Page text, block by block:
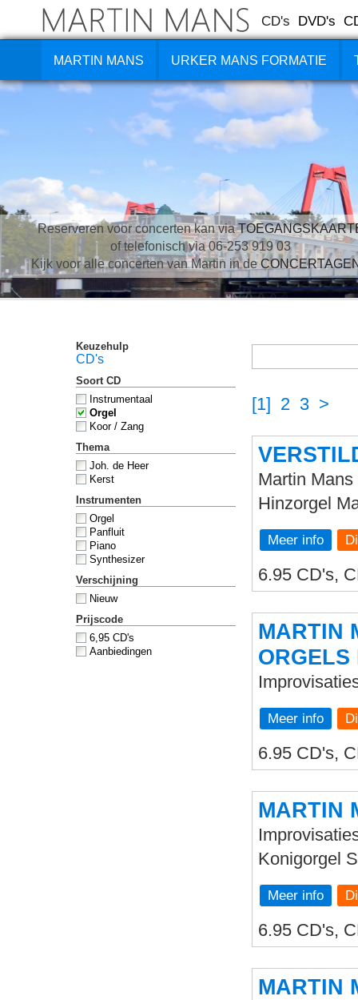
CD's DVD's
MARTIN MANS URKER MANS FORMATIE
Reserveren voor concerten kan via
of telefonisch via 06-253 919 03
Kijk voor alle concerten van Martin in de
Keuzehulp
CD's
Soort CD
Instrumentaal
Orgel
Koor / Zang
Thema
Joh. de Heer
Kerst
Instrumenten
Orgel
Panfluit
Piano
Synthesizer
Verschijning
Nieuw
Prijscode
6,95 CD's
Aanbiedingen
[1] 2 3 >
Martin
Hinzorgel
Meer info
6.95 CD's,
MARTIN
ORGELS
Meer info
6.95 CD's,
MARTIN
Konigorgel
Meer info
6.95 CD's,
MARTIN